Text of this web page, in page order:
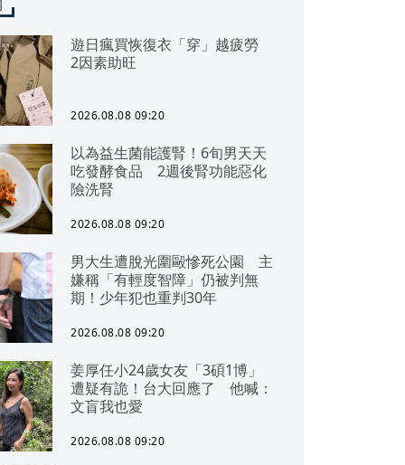
遊日瘋買恢復衣「穿」越疲勞
2因素助旺
2026.08.08 09:20
以為益生菌能護腎！6旬男天天
吃發酵食品 2週後腎功能惡化
險洗腎
2026.08.08 09:20
男大生遭脫光圍毆慘死公園 主
嫌稱「有輕度智障」仍被判無
期！少年犯也重判30年
2026.08.08 09:20
姜厚任小24歲女友「3碩1博」
遭疑有詭！台大回應了 他喊：
文盲我也愛
2026.08.08 09:20